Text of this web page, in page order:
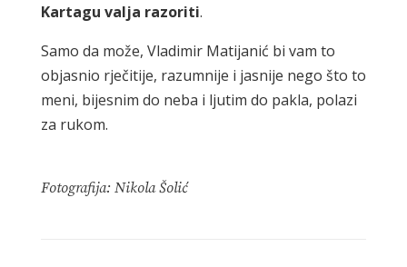
Kartagu valja razoriti.
Samo da može, Vladimir Matijanić bi vam to
objasnio rječitije, razumnije i jasnije nego što to
meni, bijesnim do neba i ljutim do pakla, polazi
za rukom.
Fotografija: Nikola Šolić